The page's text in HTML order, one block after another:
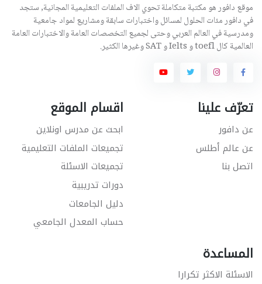
موقع دافور هو مكتبة متكاملة تحوي الاف الملفات التعليمية المجانية, ستجد
في دافور مئات الحلول لمسائل واختبارات سابقة ومشاريع لمواد جامعية
ومدرسية في العالم العربي وحتى لجميع التخصصات العامة والاختبارات العامة
العالمية كال toefl و Ielts و SAT وغيرها الكثير.
تعرّف علينا
عن دافور
عن عالم أطلس
اتصل بنا
اقسام الموقع
ابحث عن مدرس اونلاين
تجميعات الملفات التعليمية
تجميعات الاسئلة
دورات تدريبية
دليل الجامعات
حساب المعدل الجامعي
المساعدة
الاسئلة الاكثر تكرارا